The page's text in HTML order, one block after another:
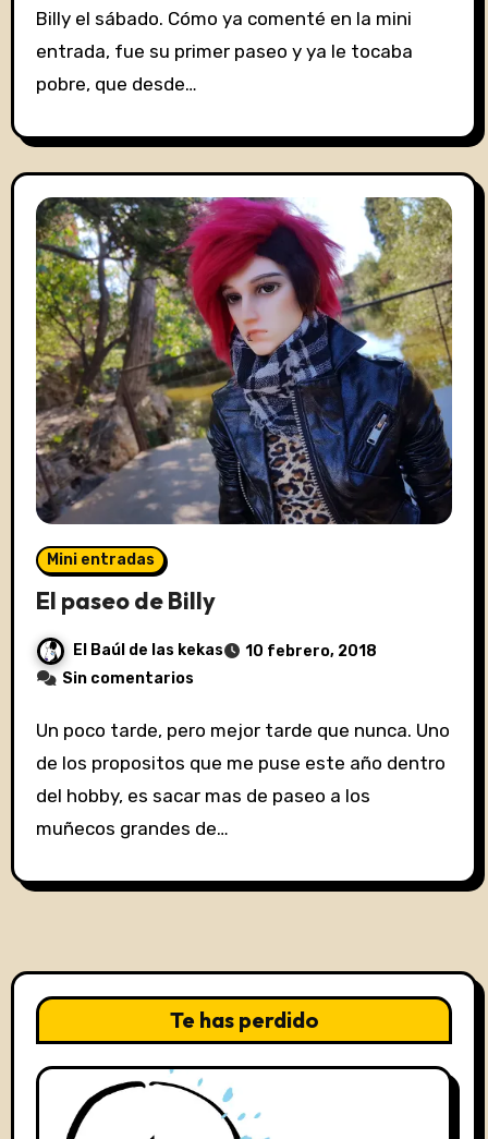
Billy el sábado. Cómo ya comenté en la mini
entrada, fue su primer paseo y ya le tocaba
pobre, que desde…
Mini entradas
El paseo de Billy
El Baúl de las kekas
10 febrero, 2018
Sin comentarios
Un poco tarde, pero mejor tarde que nunca. Uno
de los propositos que me puse este año dentro
del hobby, es sacar mas de paseo a los
muñecos grandes de…
Te has perdido